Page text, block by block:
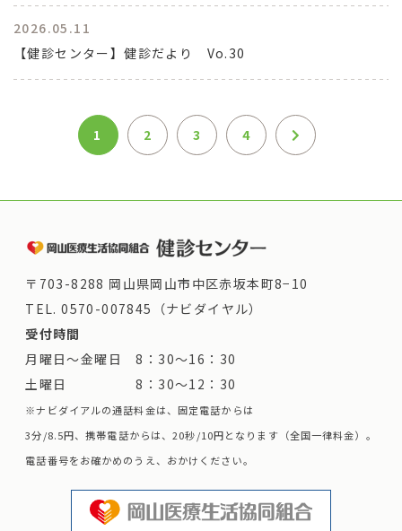
2026.05.11
【健診センター】健診だより Vo.30
1 2 3 4
〒703-8288 岡山県岡山市中区赤坂本町8−10
TEL.0570-007845（ナビダイヤル）
受付時間
月曜日～金曜日 8：30～16：30
土曜日 8：30～12：30
※ナビダイアルの通話料金は、固定電話からは
3分/8.5円、携帯電話からは、20秒/10円となります（全国一律料金）。
電話番号をお確かめのうえ、おかけください。